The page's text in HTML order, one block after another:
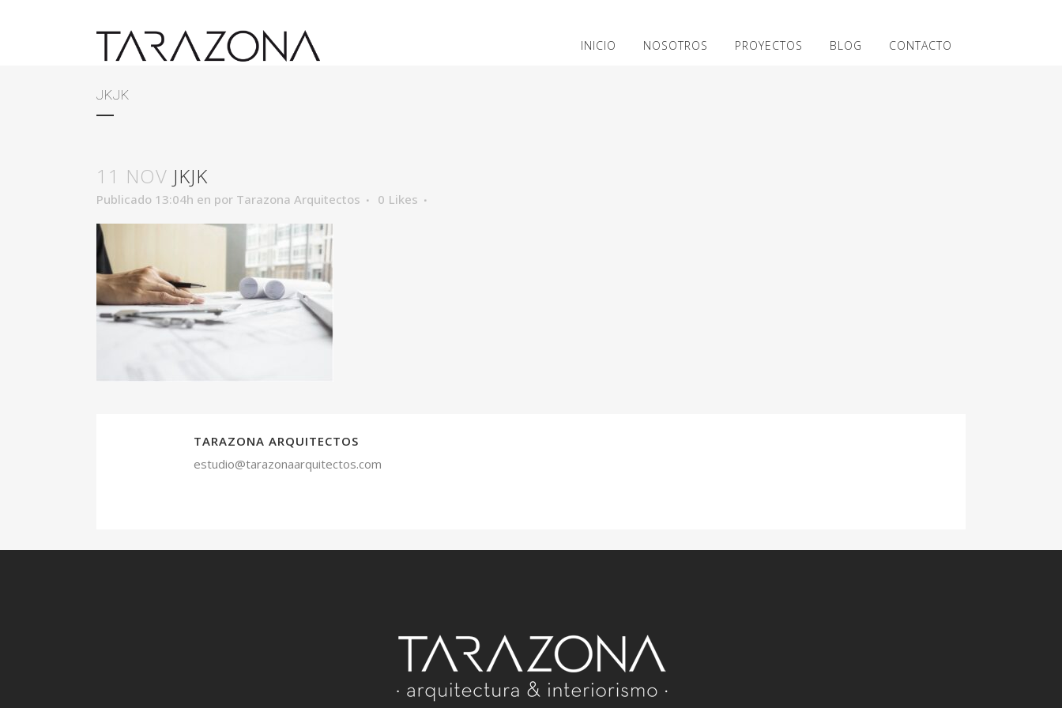
INICIO NOSOTROS PROYECTOS BLOG CONTACTO
JKJK
11 NOV JKJK
Publicado 13:04h en por Tarazona Arquitectos 0 Likes
TARAZONA ARQUITECTOS
estudio@tarazonaarquitectos.com